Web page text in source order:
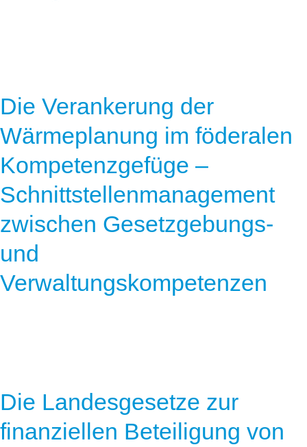
Die Verankerung der
Wärmeplanung im föderalen
Kompetenzgefüge –
Schnittstellenmanagement
zwischen Gesetzgebungs-
und
Verwaltungskompetenzen
Die Landesgesetze zur
finanziellen Beteiligung von